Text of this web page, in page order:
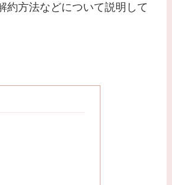
約方法などについて説明して